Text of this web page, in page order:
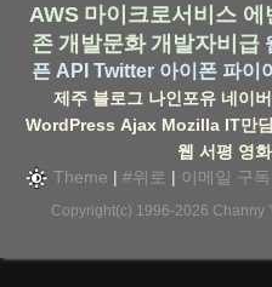
AWS 마이크로서비스 에
존 개발문화 개발자비급
픈 API Twitter 아이폰 파이
제주 블로그 나인포유 네이버
WordPress Ajax Mozilla IT만
웹 서평 영화
Theme | #위로 | 이메일 구독
Copyright(c) 1996-2026 Channy